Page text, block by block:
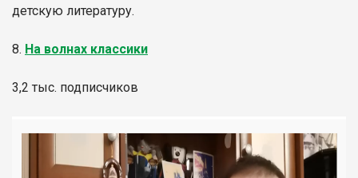
детскую литературу.
8. На волнах классики
3,2 тыс. подписчиков